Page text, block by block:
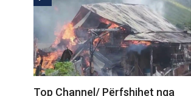
Top Channel/ Përfshihet nga